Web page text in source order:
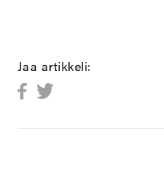
Jaa artikkeli: